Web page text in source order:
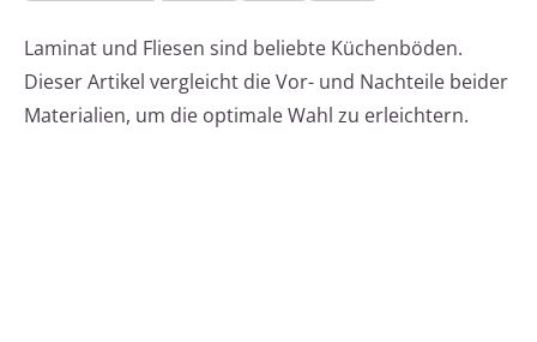
Laminat und Fliesen sind beliebte Küchenböden.
Dieser Artikel vergleicht die Vor- und Nachteile beider
Materialien, um die optimale Wahl zu erleichtern.